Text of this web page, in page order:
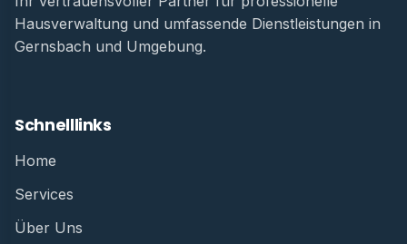
Hausverwaltung und umfassende Dienstleistungen in
Gernsbach und Umgebung.
Schnelllinks
Home
Services
Über Uns